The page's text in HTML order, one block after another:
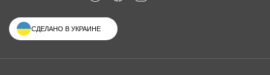
СДЕЛАНО В УКРАИНЕ